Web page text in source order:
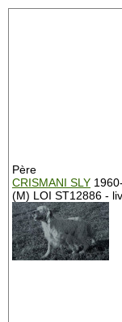
Père
CRISMANI SLY
(M) LOI ST12886 -